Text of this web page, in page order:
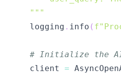
    """
    logging
. info (
# Initialize the
    client
=